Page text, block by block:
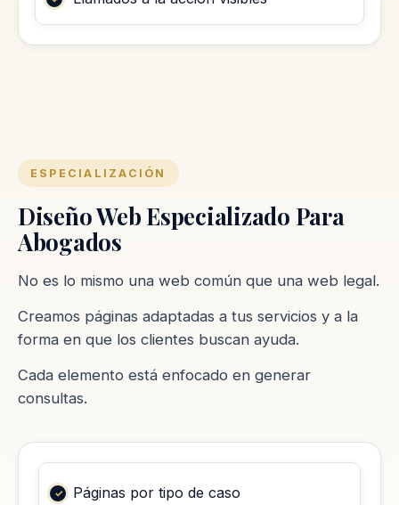
ESPECIALIZACIÓN
Diseño Web Especializado Para
Abogados
No es lo mismo una web común que una web legal.
Creamos páginas adaptadas a tus servicios y a la
forma en que los clientes buscan ayuda.
Cada elemento está enfocado en generar
consultas.
Páginas por tipo de caso